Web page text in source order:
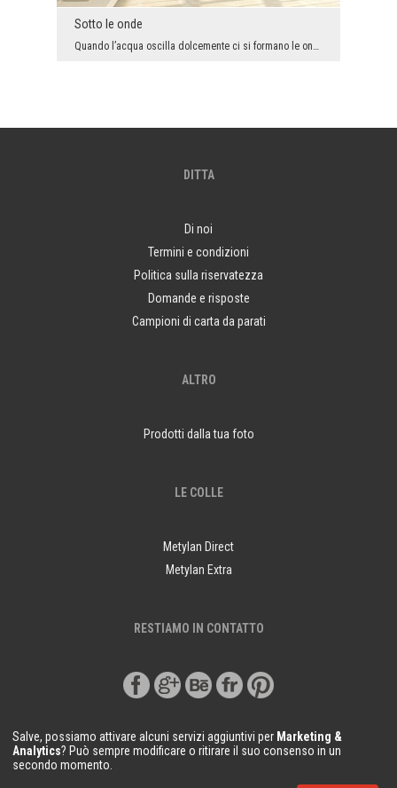
Sotto le onde
Quando l’acqua oscilla dolcemente ci si formano le onde che le danno il fascino. Tuttavia, non tu...
DITTA
Di noi
Termini e condizioni
Politica sulla riservatezza
Domande e risposte
Campioni di carta da parati
ALTRO
Prodotti dalla tua foto
LE COLLE
Metylan Direct
Metylan Extra
RESTIAMO IN CONTATTO
Salve, possiamo attivare alcuni servizi aggiuntivi per Marketing &
Analytics? Può sempre modificare o ritirare il suo consenso in un
secondo momento.